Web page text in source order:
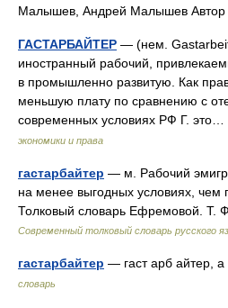
Малышев, Андрей Малышев
ГАСТАРБАЙТЕР — (нем.
иностранный рабочий,
в промышленно развитую. Как
меньшую плату по сравнению с
современных условиях РФ Г.
экономики и права
гастарбайтер — м. Рабочий
на менее выгодных условиях, чем
Толковый словарь Ефремовой.
Современный толковый словарь русского
гастарбайтер — гаст арб айтер,
словарь